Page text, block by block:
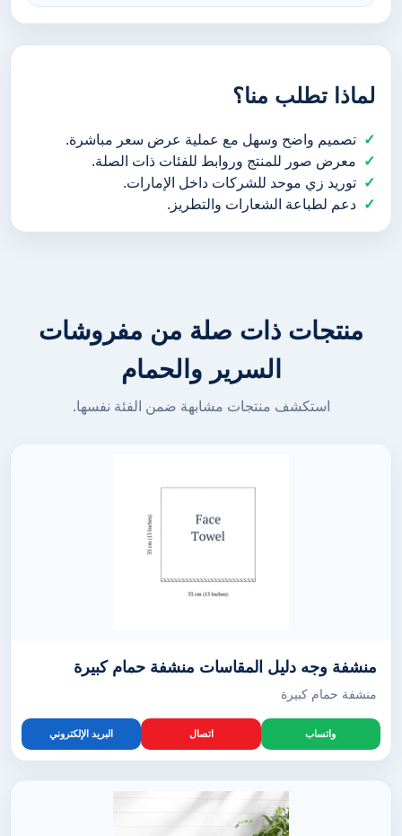
لماذا تطلب منا؟
تصميم واضح وسهل مع عملية عرض سعر مباشرة.
معرض صور للمنتج وروابط للفئات ذات الصلة.
توريد زي موحد للشركات داخل الإمارات.
دعم لطباعة الشعارات والتطريز.
منتجات ذات صلة من مفروشات
السرير والحمام
استكشف منتجات مشابهة ضمن الفئة نفسها.
منشفة وجه دليل المقاسات منشفة حمام كبيرة
منشفة حمام كبيرة
واتساب اتصال البريد الإلكتروني